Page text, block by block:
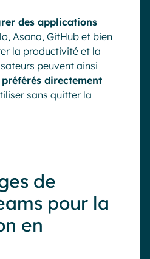
des applications
Asana, GitHub et bien
la productivité et la
peuvent ainsi
directement
sans quitter la
de
pour la
en